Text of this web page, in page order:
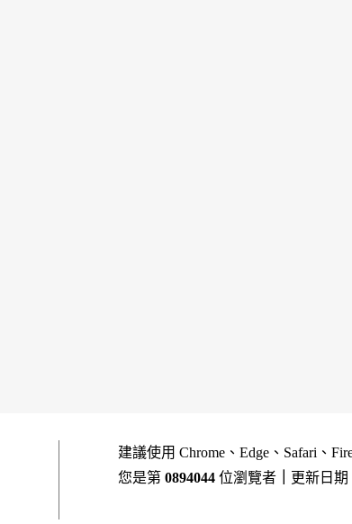
建議使用 Chrome、Edge、Safari、
您是第 0894044 位瀏覽者 更新日期